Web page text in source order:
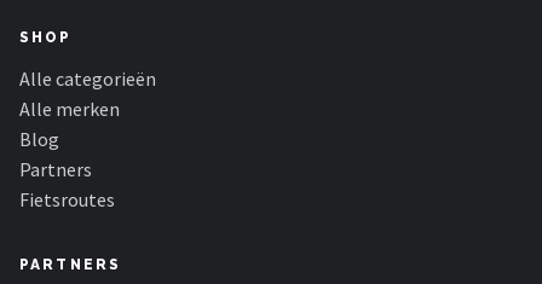
SHOP
Alle categorieën
Alle merken
Blog
Partners
Fietsroutes
PARTNERS